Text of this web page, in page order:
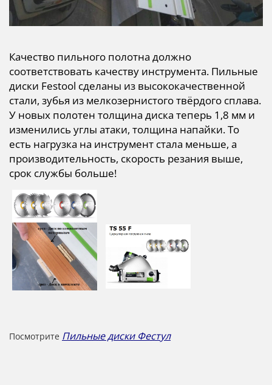
Качество пильного полотна должно
соответствовать качеству инструмента. Пильные
диски Festool сделаны из высококачественной
стали, зубья из мелкозернистого твёрдого сплава.
У новых полотен толщина диска теперь 1,8 мм и
изменились углы атаки, толщина напайки. То
есть нагрузка на инструмент стала меньше, а
производительность, скорость резания выше,
срок службы больше!
Посмотрите Пильные диски Фестул